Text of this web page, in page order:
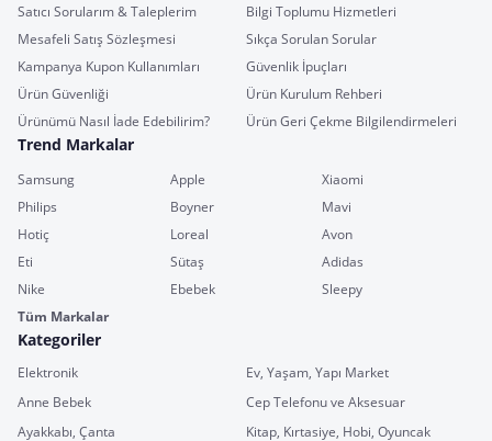
Satıcı Sorularım & Taleplerim
Bilgi Toplumu Hizmetleri
Mesafeli Satış Sözleşmesi
Sıkça Sorulan Sorular
Kampanya Kupon Kullanımları
Güvenlik İpuçları
Ürün Güvenliği
Ürün Kurulum Rehberi
Ürünümü Nasıl İade Edebilirim?
Ürün Geri Çekme Bilgilendirmeleri
Trend Markalar
Samsung Apple
Xiaomi
Philips
Boyner
Mavi
Hotiç
Loreal
Avon
Eti
Sütaş
Adidas
Nike
Ebebek
Sleepy
Tüm Markalar
Kategoriler
Elektronik
Ev, Yaşam, Yapı Market
Anne Bebek
Cep Telefonu ve Aksesuar
Ayakkabı, Çanta
Kitap, Kırtasiye, Hobi, Oyuncak